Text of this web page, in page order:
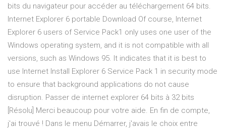
bits du navigateur pour accéder au téléchargement 64 bits.
Internet Explorer 6 portable Download Of course, Internet
Explorer 6 users of Service Pack1 only uses one user of the
Windows operating system, and it is not compatible with all
versions, such as Windows 95. It indicates that it is best to
use Internet Install Explorer 6 Service Pack 1 in security mode
to ensure that background applications do not cause
disruption. Passer de internet explorer 64 bits à 32 bits
[Résolu] Merci beaucoup pour votre aide. En fin de compte,
j'ai trouvé ! Dans le menu Démarrer, j'avais le choix entre